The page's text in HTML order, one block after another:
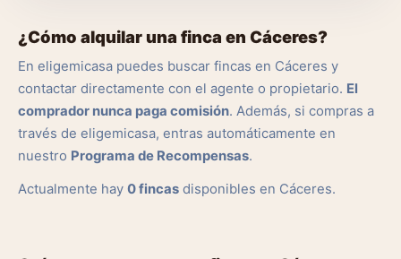
¿Cómo alquilar una finca en Cáceres?
En eligemicasa puedes buscar fincas en Cáceres y
contactar directamente con el agente o propietario. El
comprador nunca paga comisión. Además, si compras a
través de eligemicasa, entras automáticamente en
nuestro Programa de Recompensas.
Actualmente hay 0 fincas disponibles en Cáceres.